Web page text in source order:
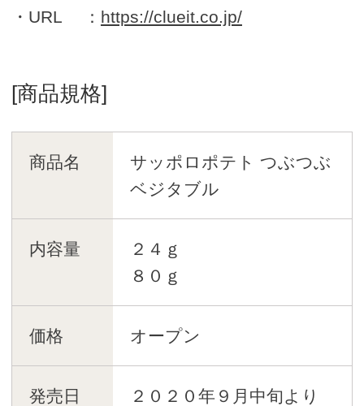
・URL ： https://clueit.co.jp/
[商品規格]
商品名
サッポロポテト つぶつぶ
ベジタブル
内容量
２４ｇ
８０ｇ
価格 オープン
発売日
２０２０年９月中旬より